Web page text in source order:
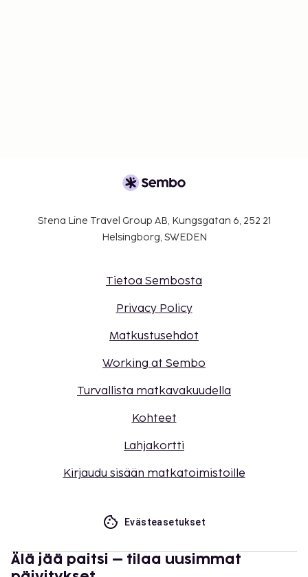
Stena Line Travel Group AB, Kungsgatan 6, 252 21
Helsingborg, SWEDEN
Tietoa Sembosta
Privacy Policy
Matkustusehdot
Working at Sembo
Turvallista matkavakuudella
Kohteet
Lahjakortti
Kirjaudu sisään matkatoimistoille
Evästeasetukset
Älä jää paitsi – tilaa uusimmat